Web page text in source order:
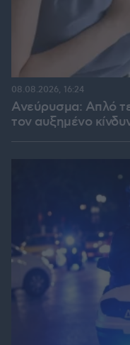
Ανεύρυσμα: Απλό
τον αυξημένο
08.08.2026, 16:24